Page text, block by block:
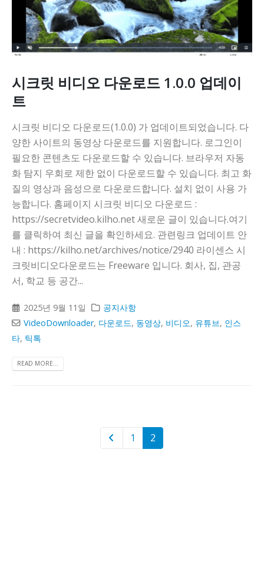
시크릿 비디오 다운로드 1.0.0 업데이
트
시크릿 비디오 다운로드(1.0.0) 가 업데이트되었습니다. 다
양한 사이트의 동영상 다운로드를 지원합니다. 로그인이
필요한 콘텐츠도 다운로드할 수 있습니다. 브라우저 자동
화 탐지 우회로 제한 없이 다운로드할 수 있습니다. 최고 화
질의 영상과 음성으로 다운로드합니다. 설치 없이 사용 가
능합니다. 홈페이지 시크릿 비디오 다운로드 :
https://secretvideo.kilho.net 새로운 글이 있습니다.여기
를 클릭하여 최신 글을 확인하세요. 관련링크 업데이트 안
내 : https://kilho.net/archives/notice/2940 라이센스 시
크릿비디오다운로드는 Freeware 입니다. 회사, 집, 관공
서, 학교 등 공간...
2025년 9월 11일
공지사항
VideoDownloader, 다운로드, 동영상, 비디오, 유튜브, 인스
타, 틱톡
READ MORE...
1 2